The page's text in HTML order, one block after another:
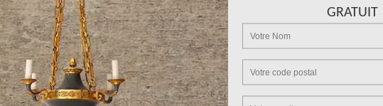
GRATUIT